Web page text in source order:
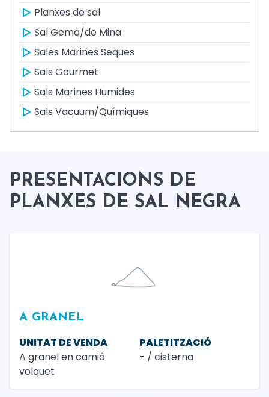
Planxes de sal
Sal Gema/de Mina
Sales Marines Seques
Sals Gourmet
Sals Marines Humides
Sals Vacuum/Químiques
PRESENTACIONS DE
PLANXES DE SAL NEGRA
A GRANEL
UNITAT DE VENDA
A granel en camió
volquet
PALETITZACIÓ
- / cisterna